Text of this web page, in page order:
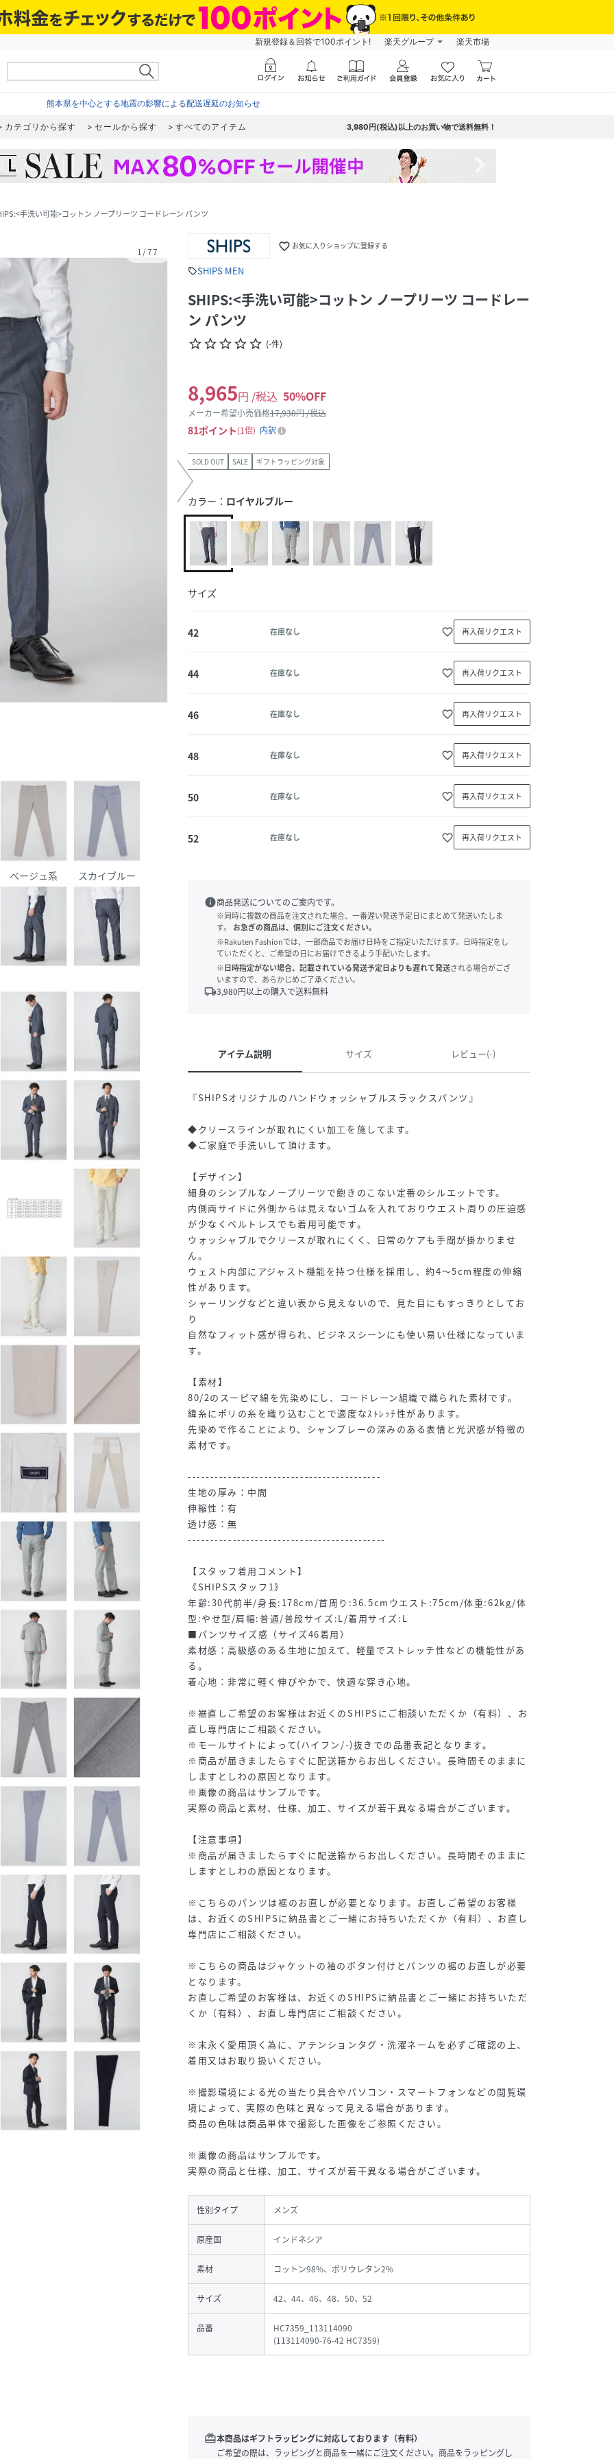
新規登録＆回答で100ポイント! 楽天グループ 楽天市場
熊本県を中心とする地震の影響による配送遅延のお知らせ
カテゴリから探す セールから探す すべてのアイテム 3,980円(税込)以上のお買い物で送料無料！
手洗い可能>コットン ノープリーツ コードレーン パンツ
1/77
ベージュ系 スカイブルー
favorite_border お気に入りショップに登録する
sellSHIPS MEN
SHIPS:<手洗い可能>コットン ノープリーツ コードレー
ン パンツ
star_borderstar_borderstar_borderstar_borderstar_border (-件)
8,965円 /税込 50%OFF
メーカー希望小売価格17,930円 /税込
81ポイント 1倍 内訳
SOLD OUT SALE ギフトラッピング対象
カラー： ロイヤルブルー
サイズ
42 在庫なし favorite_border 再入荷リクエスト
44 在庫なし favorite_border 再入荷リクエスト
46 在庫なし favorite_border 再入荷リクエスト
48 在庫なし favorite_border 再入荷リクエスト
50 在庫なし favorite_border 再入荷リクエスト
52 在庫なし favorite_border 再入荷リクエスト
info商品発送についてのご案内です。
※同時に複数の商品を注文された場合、一番遅い発送予定日にまとめて発送いたしま
す。
お急ぎの商品は、個別にご注文ください。
※Rakuten Fashionでは、一部商品でお届け日時をご指定いただけます。日時指定をし
ていただくと、ご希望の日にお届けできるよう手配いたします。
※日時指定がない場合、記載されている発送予定日よりも遅れて発送される場合がござ
いますので、あらかじめご了承ください。
local_shipping3,980円以上の購入で送料無料
アイテム説明 サイズ レビュー(-)
『SHIPSオリジナルのハンドウォッシャブルスラックスパンツ』
◆クリースラインが取れにくい加工を施してます。
◆ご家庭で手洗いして頂けます。
【デザイン】
細身のシンプルなノープリーツで飽きのこない定番のシルエットです。
内側両サイドに外側からは見えないゴムを入れておりウエスト周りの圧迫感
が少なくベルトレスでも着用可能です。
ウォッシャブルでクリースが取れにくく、日常のケアも手間が掛かりませ
ん。
ウェスト内部にアジャスト機能を持つ仕様を採用し、約4～5cm程度の伸縮
性があります。
シャーリングなどと違い表から見えないので、見た目にもすっきりとしてお
り
自然なフィット感が得られ、ビジネスシーンにも使い易い仕様になっていま
す。
【素材】
80/2のスーピマ綿を先染めにし、コードレーン組織で織られた素材です。
緯糸にポリの糸を織り込むことで適度なｽﾄﾚｯﾁ性があります。
先染めで作ることにより、シャンブレーの深みのある表情と光沢感が特徴の
素材です。
-------------------------------------------
生地の厚み：中間
伸縮性：有
透け感：無
--------------------------------------------
【スタッフ着用コメント】
《SHIPSスタッフ1》
年齢:30代前半/身長:178cm/首周り:36.5cmウエスト:75cm/体重:62kg/体
型:やせ型/肩幅:普通/普段サイズ:L/着用サイズ:L
■パンツサイズ感（サイズ46着用）
素材感：高級感のある生地に加えて、軽量でストレッチ性などの機能性があ
る。
着心地：非常に軽く伸びやかで、快適な穿き心地。
※裾直しご希望のお客様はお近くのSHIPSにご相談いただくか（有料）、お
直し専門店にご相談ください。
※モールサイトによって(ハイフン/-)抜きでの品番表記となります。
※商品が届きましたらすぐに配送箱からお出しください。長時間そのままに
しますとしわの原因となります。
※画像の商品はサンプルです。
実際の商品と素材、仕様、加工、サイズが若干異なる場合がございます。
【注意事項】
※商品が届きましたらすぐに配送箱からお出しください。長時間そのままに
しますとしわの原因となります。
※こちらのパンツは裾のお直しが必要となります。お直しご希望のお客様
は、お近くのSHIPSに納品書とご一緒にお持ちいただくか（有料）、お直し
専門店にご相談ください。
※こちらの商品はジャケットの袖のボタン付けとパンツの裾のお直しが必要
となります。
お直しご希望のお客様は、お近くのSHIPSに納品書とご一緒にお持ちいただ
くか（有料）、お直し専門店にご相談ください。
※末永く愛用頂く為に、アテンションタグ・洗濯ネームを必ずご確認の上、
着用又はお取り扱いください。
※撮影環境による光の当たり具合やパソコン・スマートフォンなどの閲覧環
境によって、実際の色味と異なって見える場合があります。
商品の色味は商品単体で撮影した画像をご参照ください。
※画像の商品はサンプルです。
実際の商品と仕様、加工、サイズが若干異なる場合がございます。
性別タイプ メンズ
原産国 インドネシア
素材 コットン98%、ポリウレタン2%
サイズ 42、44、46、48、50、52
品番
HC7359_113114090
(113114090-76-42 HC7359)
redeem本商品はギフトラッピングに対応しております（有料）
ご希望の際は、ラッピングと商品を一緒にご注文ください。商品をラッピングし